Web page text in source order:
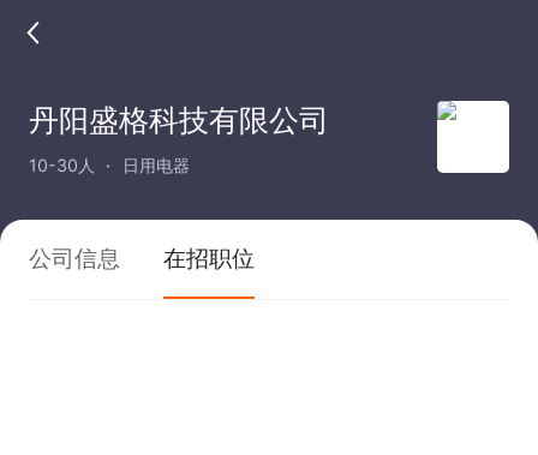
丹阳盛格科技有限公司
10-30人 日用电器
公司信息 在招职位